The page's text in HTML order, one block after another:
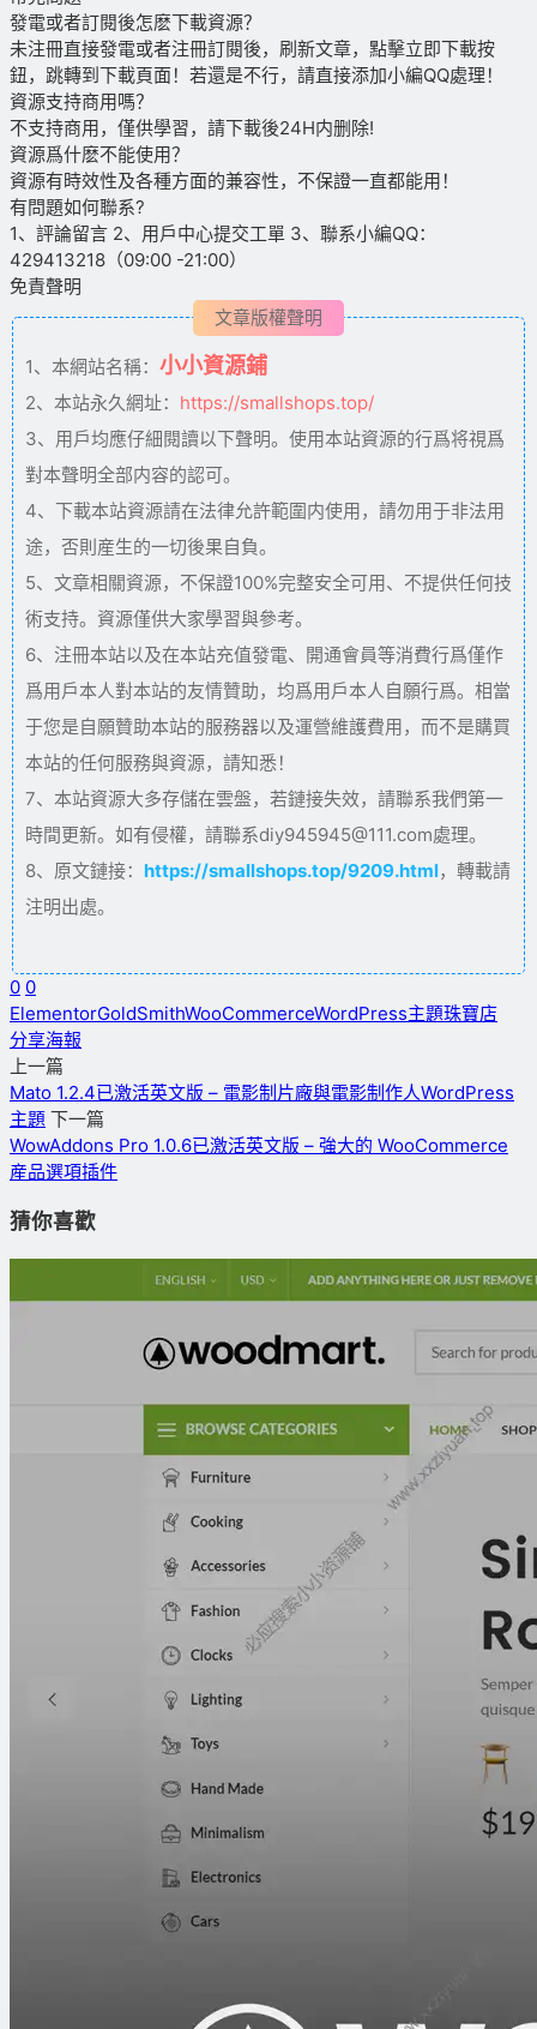
發電或者訂閱後怎麽下載資源？
未注冊直接發電或者注冊訂閱後，刷新文章，點擊立即下載按
鈕，跳轉到下載頁面！若還是不行，請直接添加小編QQ處理！
資源支持商用嗎？
不支持商用，僅供學習，請下載後24H内删除!
資源爲什麽不能使用？
資源有時效性及各種方面的兼容性，不保證一直都能用！
有問題如何聯系?
1、評論留言 2、用戶中心提交工單 3、聯系小編QQ：
429413218（09:00 -21:00）
免責聲明
文章版權聲明
1、本網站名稱： 小小資源鋪
2、本站永久網址： https://smallshops.top/
3、用戶均應仔細閱讀以下聲明。使用本站資源的行爲将視爲
對本聲明全部内容的認可。
4、下載本站資源請在法律允許範圍内使用，請勿用于非法用
途，否則産生的一切後果自負。
5、文章相關資源，不保證100%完整安全可用、不提供任何技
術支持。資源僅供大家學習與參考。
6、注冊本站以及在本站充值發電、開通會員等消費行爲僅作
爲用戶本人對本站的友情贊助，均爲用戶本人自願行爲。相當
于您是自願贊助本站的服務器以及運營維護費用，而不是購買
本站的任何服務與資源，請知悉！
7、本站資源大多存儲在雲盤，若鏈接失效，請聯系我們第一
時間更新。如有侵權，請聯系diy945945@111.com處理。
8、原文鏈接： https://smallshops.top/9209.html，轉載請
注明出處。
0 0
ElementorGoldSmithWooCommerceWordPress主題珠寶店
分享海報
上一篇
Mato 1.2.4已激活英文版 – 電影制片廠與電影制作人WordPress
主題 下一篇
WowAddons Pro 1.0.6已激活英文版 – 強大的 WooCommerce
産品選項插件
猜你喜歡